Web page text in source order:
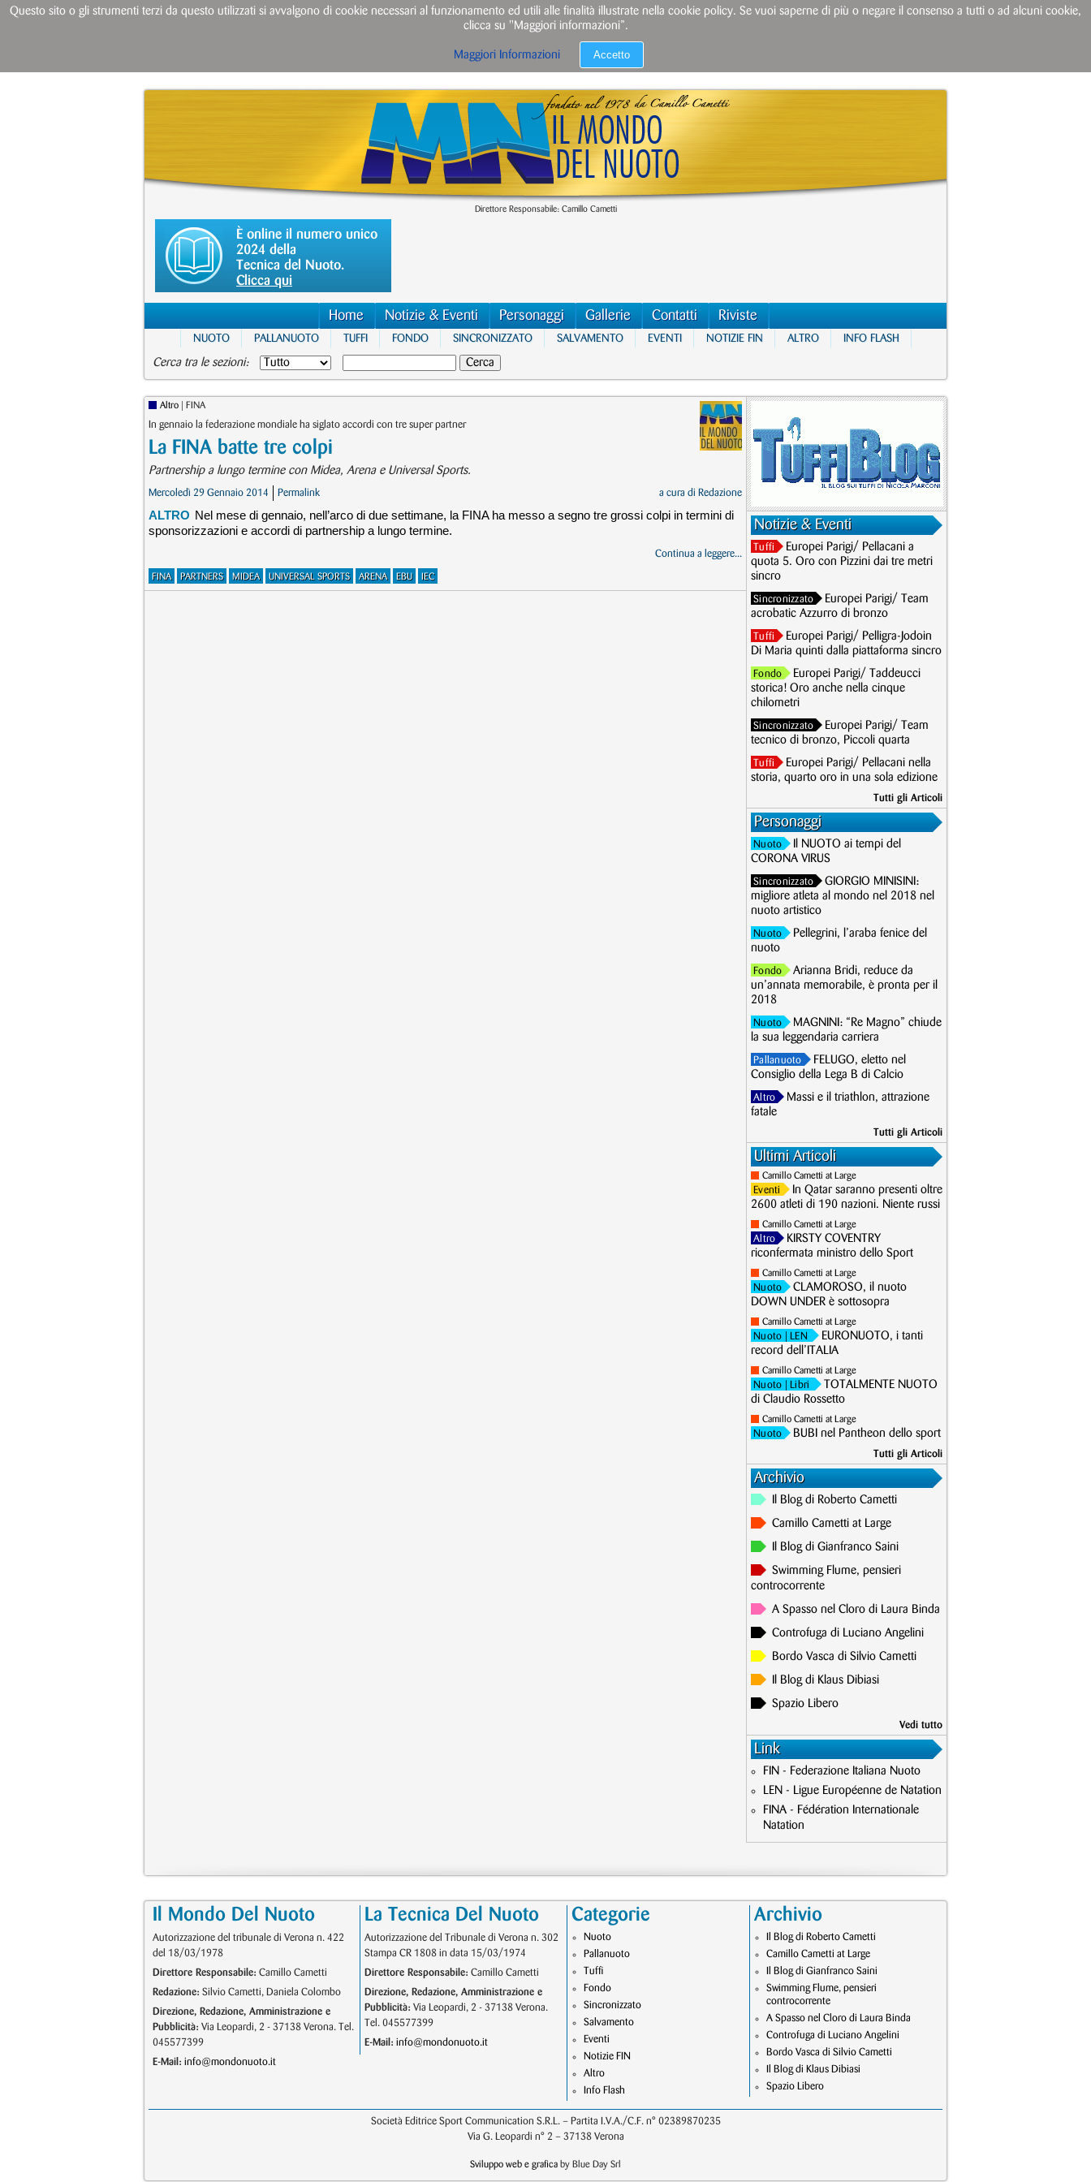
Direttore Responsabile: Camillo Cametti
È online il numero unico
2024 della
Tecnica del Nuoto.
Clicca qui
Home Notizie & Eventi Personaggi Gallerie Contatti Riviste
NUOTO PALLANUOTO TUFFI FONDO SINCRONIZZATO SALVAMENTO EVENTI NOTIZIE FIN ALTRO INFO FLASH
Cerca tra le sezioni:
Altro | FINA
In gennaio la federazione mondiale ha siglato accordi con tre super partner
La FINA batte tre colpi
Partnership a lungo termine con Midea, Arena e Universal Sports.
Mercoledì 29 Gennaio 2014 Permalink a cura di Redazione
ALTRO Nel mese di gennaio, nell’arco di due settimane, la FINA ha messo a segno tre grossi colpi in termini di
sponsorizzazioni e accordi di partnership a lungo termine.
Continua a leggere...
FINA PARTNERS MIDEA UNIVERSAL SPORTS ARENA EBU IEC
Notizie & Eventi
Tuffi
Europei Parigi/ Pellacani a
quota 5. Oro con Pizzini dai tre metri
sincro
Sincronizzato
Europei Parigi/ Team
acrobatic Azzurro di bronzo
Tuffi
Europei Parigi/ Pelligra-Jodoin
Di Maria quinti dalla piattaforma sincro
Fondo
Europei Parigi/ Taddeucci
storica! Oro anche nella cinque
chilometri
Sincronizzato
Europei Parigi/ Team
tecnico di bronzo, Piccoli quarta
Tuffi
Europei Parigi/ Pellacani nella
storia, quarto oro in una sola edizione
Tutti gli Articoli
Personaggi
Nuoto
Il NUOTO ai tempi del
CORONA VIRUS
Sincronizzato
GIORGIO MINISINI:
migliore atleta al mondo nel 2018 nel
nuoto artistico
Nuoto
Pellegrini, l’araba fenice del
nuoto
Fondo
Arianna Bridi, reduce da
un’annata memorabile, è pronta per il
2018
Nuoto
MAGNINI: “Re Magno” chiude
la sua leggendaria carriera
Pallanuoto
FELUGO, eletto nel
Consiglio della Lega B di Calcio
Altro
Massi e il triathlon, attrazione
fatale
Tutti gli Articoli
Ultimi Articoli
Camillo Cametti at Large
Eventi
In Qatar saranno presenti oltre
2600 atleti di 190 nazioni. Niente russi
Camillo Cametti at Large
Altro
KIRSTY COVENTRY
riconfermata ministro dello Sport
Camillo Cametti at Large
Nuoto
CLAMOROSO, il nuoto
DOWN UNDER è sottosopra
Camillo Cametti at Large
Nuoto | LEN
EURONUOTO, i tanti
record dell’ITALIA
Camillo Cametti at Large
Nuoto | Libri
TOTALMENTE NUOTO
di Claudio Rossetto
Camillo Cametti at Large
Nuoto BUBI nel Pantheon dello sport
Tutti gli Articoli
Archivio
Il Blog di Roberto Cametti
Camillo Cametti at Large
Il Blog di Gianfranco Saini
Swimming Flume, pensieri
controcorrente
A Spasso nel Cloro di Laura Binda
Controfuga di Luciano Angelini
Bordo Vasca di Silvio Cametti
Il Blog di Klaus Dibiasi
Spazio Libero
Vedi tutto
Link
FIN - Federazione Italiana Nuoto
LEN - Ligue Européenne de Natation
FINA - Fédération Internationale
Natation
Il Mondo Del Nuoto
Autorizzazione del tribunale di Verona n. 422
del 18/03/1978
Direttore Responsabile: Camillo Cametti
Redazione: Silvio Cametti, Daniela Colombo
Direzione, Redazione, Amministrazione e
Pubblicità: Via Leopardi, 2 - 37138 Verona. Tel.
045577399
E-Mail: info@mondonuoto.it
La Tecnica Del Nuoto
Autorizzazione del Tribunale di Verona n. 302
Stampa CR 1808 in data 15/03/1974
Direttore Responsabile: Camillo Cametti
Direzione, Redazione, Amministrazione e
Pubblicità: Via Leopardi, 2 - 37138 Verona.
Tel. 045577399
E-Mail: info@mondonuoto.it
Categorie
Nuoto
Pallanuoto
Tuffi
Fondo
Sincronizzato
Salvamento
Eventi
Notizie FIN
Altro
Info Flash
Archivio
Il Blog di Roberto Cametti
Camillo Cametti at Large
Il Blog di Gianfranco Saini
Swimming Flume, pensieri
controcorrente
A Spasso nel Cloro di Laura Binda
Controfuga di Luciano Angelini
Bordo Vasca di Silvio Cametti
Il Blog di Klaus Dibiasi
Spazio Libero
Società Editrice Sport Communication S.R.L. – Partita I.V.A./C.F. n° 02389870235
Via G. Leopardi n° 2 – 37138 Verona
Sviluppo web e grafica by Blue Day Srl
Questo sito o gli strumenti terzi da questo utilizzati si avvalgono di cookie necessari al funzionamento ed utili alle finalità illustrate nella cookie policy. Se vuoi saperne di più o negare il consenso a tutti o ad alcuni cookie,
clicca su "Maggiori informazioni”.
Maggiori Informazioni Accetto